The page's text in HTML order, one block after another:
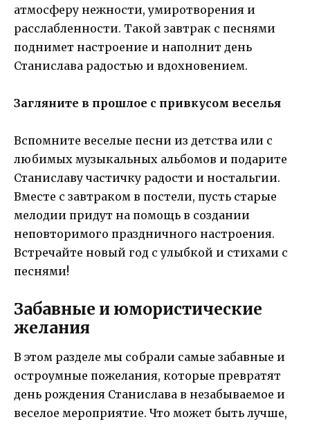
атмосферу нежности, умиротворения и
расслабленности. Такой завтрак с песнями
поднимет настроение и наполнит день
Станислава радостью и вдохновением.
Загляните в прошлое с привкусом веселья
Вспомните веселые песни из детства или с
любимых музыкальных альбомов и подарите
Станиславу частичку радости и ностальгии.
Вместе с завтраком в постели, пусть старые
мелодии придут на помощь в создании
неповторимого праздничного настроения.
Встречайте новый год с улыбкой и стихами с
песнями!
Забавные и юмористические
желания
В этом разделе мы собрали самые забавные и
остроумные пожелания, которые превратят
день рождения Станислава в незабываемое и
веселое мероприятие. Что может быть лучше,